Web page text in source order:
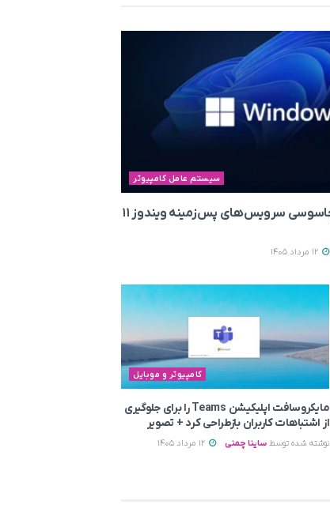
سیستم عامل کامپیوتر
مایکروسافت شایعات جاسوسی سرویس‌های پس‌زمینه ویندوز ۱۱
کامپیوتر و موبایل
مایکروسافت اپلیکیشن Teams را برای جلوگیری
از اشتباهات کاربران بازطراحی کرد + تصویر
نوشته شده توسط ساینا چمنی